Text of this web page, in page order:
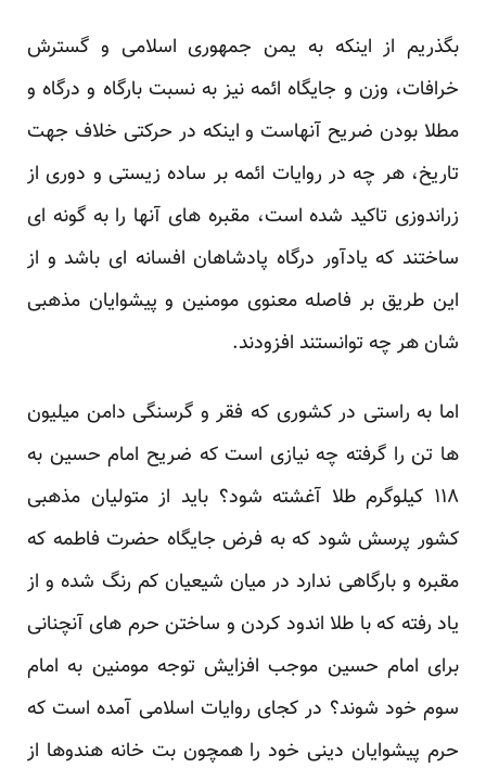
بگذریم از اینکه به یمن جمهوری اسلامی و گسترش
خرافات، وزن و جایگاه ائمه نیز به نسبت بارگاه و درگاه و
مطلا بودن ضریح آنهاست و اینکه در حرکتی خلاف جهت
تاریخ، هر چه در روایات ائمه بر ساده زیستی و دوری از
زراندوزی تاکید شده است، مقبره های آنها را به گونه ای
ساختند که یادآور درگاه پادشاهان افسانه ای باشد و از
این طریق بر فاصله معنوی مومنین و پیشوایان مذهبی
شان هر چه توانستند افزودند.
اما به راستی در کشوری که فقر و گرسنگی دامن میلیون
ها تن را گرفته چه نیازی است که ضریح امام حسین به
۱۱۸ کیلوگرم طلا آغشته شود؟ باید از متولیان مذهبی
کشور پرسش شود که به فرض جایگاه حضرت فاطمه که
مقبره و بارگاهی ندارد در میان شیعیان کم رنگ شده و از
یاد رفته که با طلا اندود کردن و ساختن حرم های آنچنانی
برای امام حسین موجب افزایش توجه مومنین به امام
سوم خود شوند؟ در کجای روایات اسلامی آمده است که
حرم پیشوایان دینی خود را همچون بت خانه هندوها از